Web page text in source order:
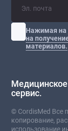
Нажимая на
на
материалов.
сервис.
© CordisMed Все
копирование,
использование